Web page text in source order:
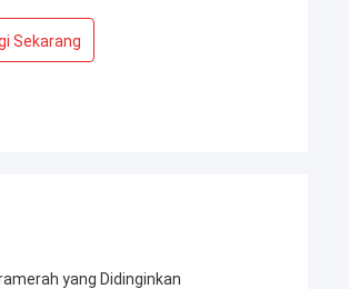
Sekarang
yang Didinginkan